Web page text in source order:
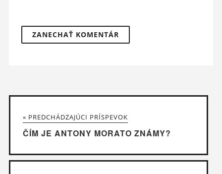
« PREDCHÁDZAJÚCI PRÍSPEVOK
ČÍM JE ANTONY MORATO ZNÁMY?